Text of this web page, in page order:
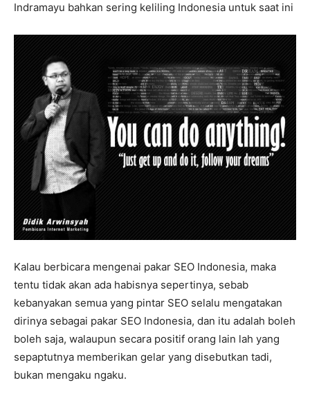
Indramayu bahkan sering keliling Indonesia untuk saat ini
Kalau berbicara mengenai pakar SEO Indonesia, maka
tentu tidak akan ada habisnya sepertinya, sebab
kebanyakan semua yang pintar SEO selalu mengatakan
dirinya sebagai pakar SEO Indonesia, dan itu adalah boleh
boleh saja, walaupun secara positif orang lain lah yang
sepaptutnya memberikan gelar yang disebutkan tadi,
bukan mengaku ngaku.